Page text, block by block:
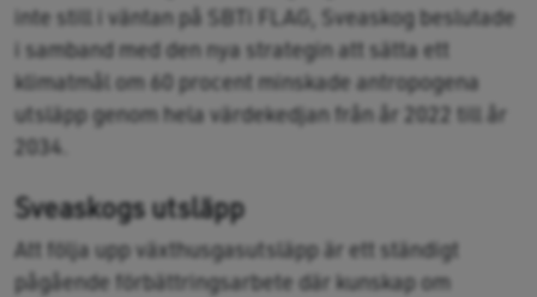
inte still i väntan på SBTi FLAG, Sveaskog beslutade
i samband med den nya strategin att sätta ett
klimatmål om 60 procent minskade antropogena
utsläpp genom hela värdekedjan från år 2022 till år
2034.
Sveaskogs utsläpp
Att följa upp växthusgasutsläpp är ett ständigt
pågående förbättringsarbete där kunskap om